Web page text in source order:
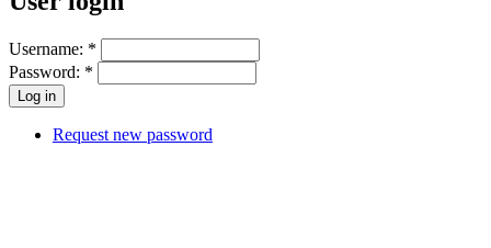
Username: *
Password: *
Request new password